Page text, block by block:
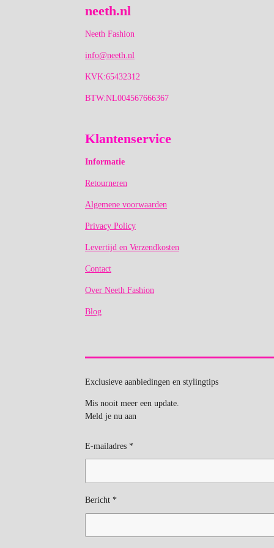
neeth.nl
Neeth Fashion
info@neeth.nl
KVK:65432312
BTW:NL004567666367
Klantenservice
Informatie
Retourneren
Algemene voorwaarden
Privacy Policy
Levertijd en Verzendkosten
Contact
Over Neeth Fashion
Blog
Exclusieve aanbiedingen en stylingtips
Mis nooit meer een update.
Meld je nu aan
E-mailadres *
Bericht *